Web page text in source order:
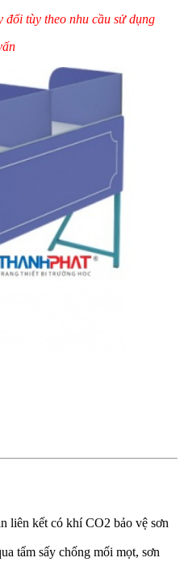
tùy theo nhu cầu sử dụng
liên kết có khí CO2 bảo vệ sơn
tẩm sấy chống mối mọt, sơn